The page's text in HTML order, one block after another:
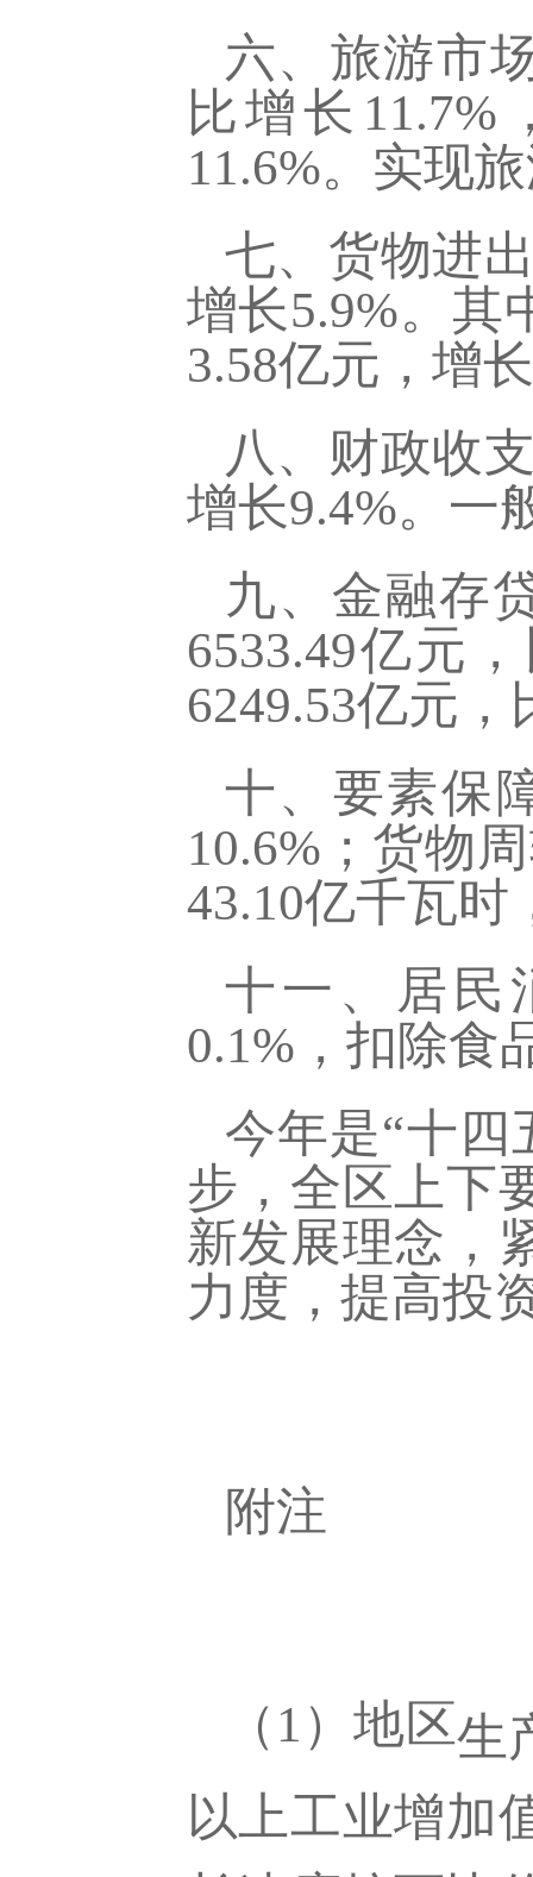
六、旅游市
比增长
11.6%。实现
七、货物进
增长5.9%。其
3.58亿元，增
八、财政收
增长9.4%。一
九、金融存
6533.49亿元
6249.53亿元
十、要素保
10.6%；货物
43.10亿千瓦时
十一、居民
0.1%，扣除食
今年是“十四
步，全区上下
新发展理念，
力度，提高投
附注
（ 1）地区生
以上工业增加